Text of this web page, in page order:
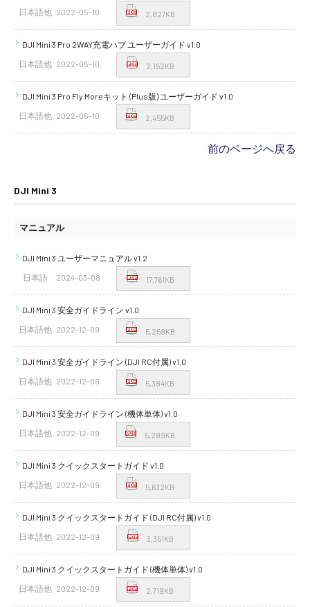
日本語他 2022-05-10 2,827KB
DJI Mini 3 Pro 2WAY充電ハブ ユーザーガイド v1.0
日本語他 2022-05-10 2,152KB
DJI Mini 3 Pro Fly Moreキット (Plus版) ユーザーガイド v1.0
日本語他 2022-05-10 2,455KB
前のページへ戻る
DJI Mini 3
マニュアル
DJI Mini 3 ユーザーマニュアル v1.2
日本語
2024-03-08 17,761KB
DJI Mini 3 安全ガイドライン v1.0
日本語他 2022-12-09 5,259KB
DJI Mini 3 安全ガイドライン (DJI RC付属) v1.0
日本語他 2022-12-09 5,384KB
DJI Mini 3 安全ガイドライン (機体単体) v1.0
日本語他 2022-12-09 5,289KB
DJI Mini 3 クイックスタートガイド v1.0
日本語他 2022-12-09 5,632KB
DJI Mini 3 クイックスタートガイド (DJI RC付属) v1.0
日本語他 2022-12-09 3,351KB
DJI Mini 3 クイックスタートガイド (機体単体) v1.0
日本語他 2022-12-09 2,719KB